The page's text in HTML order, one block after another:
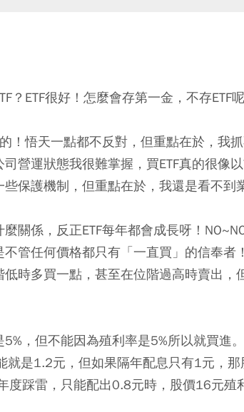
？ETF很好！怎麼會存第一金，不存ETF
！悟天一點都不反對，但重點在於，我抓
營運狀態我很難掌握，買ETF真的很像
保護機制，但重點在於，我還是看不到
關係，反正ETF每年都會成長呀！
管任何價格都只有「一直買」的信奉者
時多買一點，甚至在位階過高時賣出，
，但不能因為殖利率是5%所以就買進
就是1.2元，但如果隔年配息只有1元，
度踩雷，只能配出0.8元時，股價16元殖